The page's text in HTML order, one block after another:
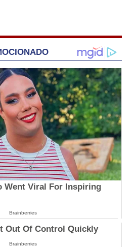
Went Viral For Inspiring
Brainberries
Out Of Control Quickly
Brainberries